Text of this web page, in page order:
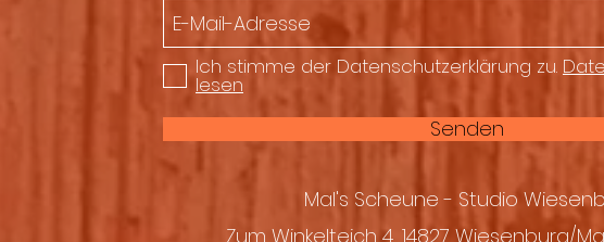
Spendenrichtsatz: 12€
Ich stimme der Datenschutzerklärung zu.
lesen
Senden
Mal's Scheune - Studio
Zum Winkelteich 4, 14827 Wiesenburg/